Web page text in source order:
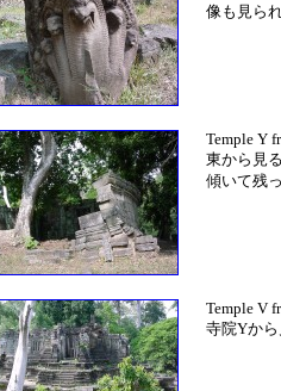
像も見ら
Temple Y
東から見
傾いて残
Temple V
寺院Yか